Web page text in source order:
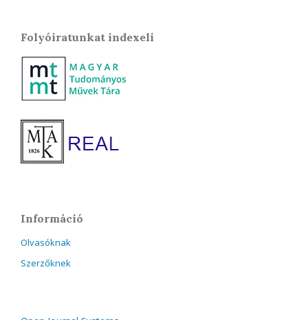
Folyóiratunkat indexeli
Információ
Olvasóknak
Szerzőknek